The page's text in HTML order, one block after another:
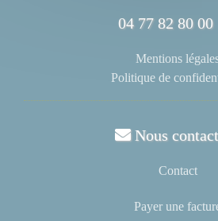
04 77 82 80 00
Mentions
Politique de
Nous
Contact
Payer une